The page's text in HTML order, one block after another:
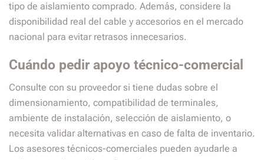
tipo de aislamiento comprado. Además, considere la
disponibilidad real del cable y accesorios en el mercado
nacional para evitar retrasos innecesarios.
Cuándo pedir apoyo técnico-comercial
Consulte con su proveedor si tiene dudas sobre el
dimensionamiento, compatibilidad de terminales,
ambiente de instalación, selección de aislamiento, o
necesita validar alternativas en caso de falta de inventario.
Los asesores técnicos-comerciales pueden ayudarle a